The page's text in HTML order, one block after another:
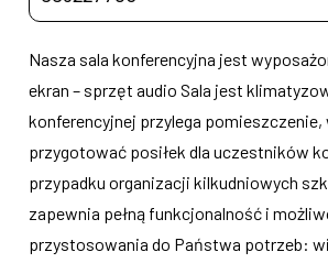
Nasza sala konferencyjna jest
ekran – sprzęt audio Sala jest
konferencyjnej przylega
przygotować posiłek dla uczestników
przypadku organizacji kilkudniowych
zapewnia pełną funkcjonalność i
przystosowania do Państwa potrzeb: